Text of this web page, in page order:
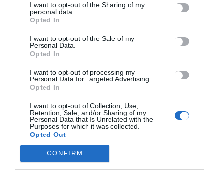
I want to opt-out of the Sharing of my
personal data.
Opted In
I want to opt-out of the Sale of my
Personal Data.
Opted In
I want to opt-out of processing my
Personal Data for Targeted Advertising.
Opted In
I want to opt-out of Collection, Use,
Retention, Sale, and/or Sharing of my
Personal Data that Is Unrelated with the
Purposes for which it was collected.
Opted Out
CONFIRM
(25/10) και Ηρακλή (28/10) ανακοίνωσε ο ΟΦΗ. Τα εισιτήρια…
Newsroom
ΡΟΗ ΕΙΔΗΣΕΩΝ
«Θεριακλήδες» οι Έλληνες – Πάνω από 1 στους 5 καπνίζει
καθημερινά
Σε εξέλιξη οι δηλώσεις Πόθεν Έσχες – Αναλυτικά η
διαδικασία
7 Αυγούστου, 2026